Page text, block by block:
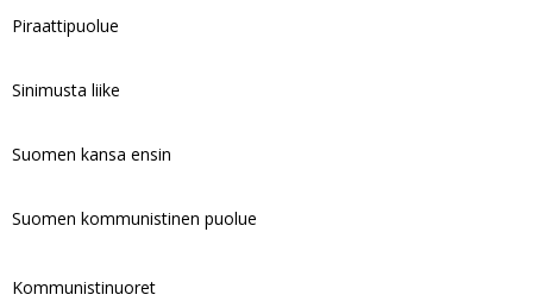
Piraattipuolue
Sinimusta liike
Suomen kansa ensin
Suomen kommunistinen puolue
Kommunistinuoret